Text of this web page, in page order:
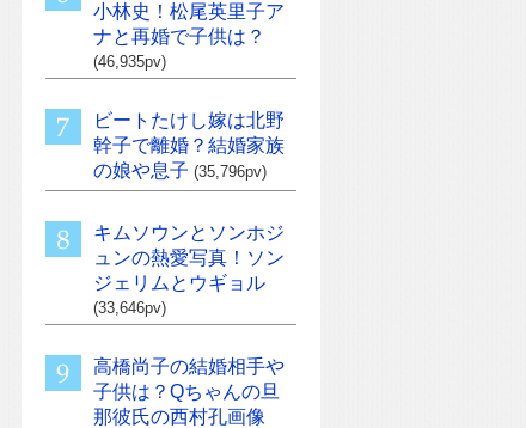
小林史！松尾英里子ア
ナと再婚で子供は？
(46,935pv)
ビートたけし嫁は北野
幹子で離婚？結婚家族
の娘や息子 (35,796pv)
キムソウンとソンホジ
ュンの熱愛写真！ソン
ジェリムとウギョル
(33,646pv)
高橋尚子の結婚相手や
子供は？Qちゃんの旦
那彼氏の西村孔画像